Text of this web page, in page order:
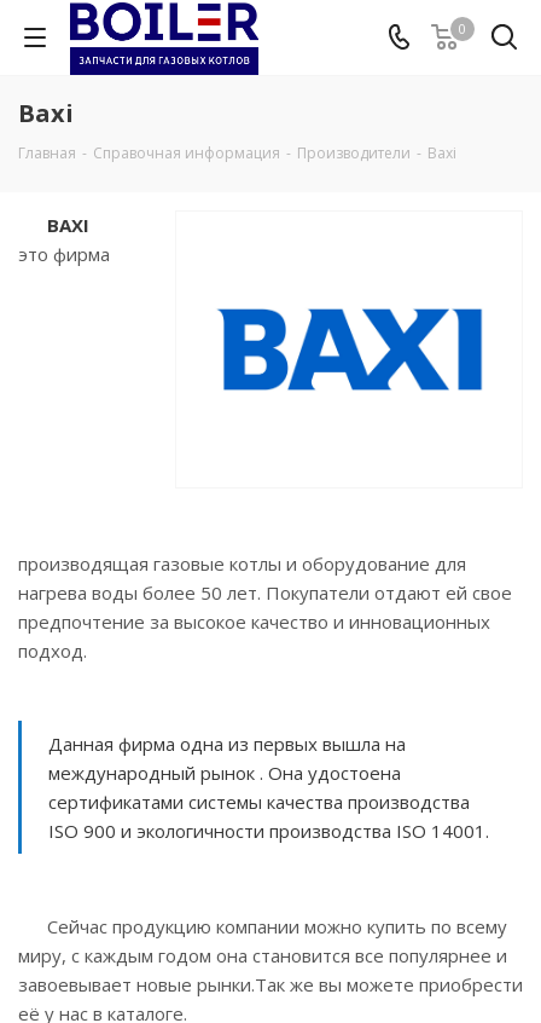
0
Baxi
Главная - Справочная информация - Производители - Baxi
BAXI
это фирма
производящая газовые котлы и оборудование для
нагрева воды более 50 лет. Покупатели отдают ей свое
предпочтение за высокое качество и инновационных
подход.
Данная фирма одна из первых вышла на
международный рынок . Она удостоена
сертификатами системы качества производства
ISO 900 и экологичности производства ISO 14001.
Сейчас продукцию компании можно купить по всему
миру, с каждым годом она становится все популярнее и
завоевывает новые рынки.Так же вы можете приобрести
её у нас в каталоге.